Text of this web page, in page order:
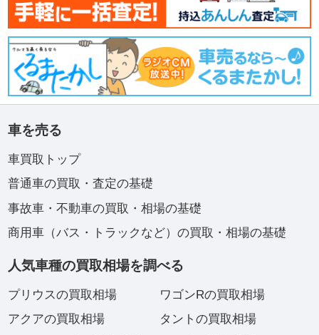
車を売る
車買取トップ
普通車の買取・査定の基礎
事故車・不動車の買取・相場の基礎
商用車（バス・トラックなど）の買取・相場の基礎
人気車種の買取相場を調べる
プリウスの買取相場
アクアの買取相場
ワゴンRの買取相場
タントの買取相場